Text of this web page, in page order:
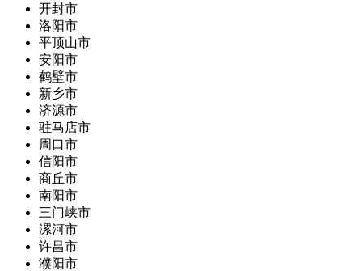
开封市
洛阳市
平顶山市
安阳市
鹤壁市
新乡市
济源市
驻马店市
周口市
信阳市
商丘市
南阳市
三门峡市
漯河市
许昌市
濮阳市